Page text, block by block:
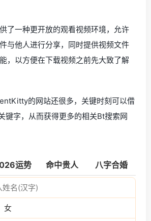
了一种更开放的观看视频环境，允许
与他人进行分享，同时提供视频文件
，以方便在下载视频之前先大致了解
的网站还很多，关键时刻可以借
键字，从而获得更多的相关Bt搜索网
运势 命中贵人 八字合婚
女